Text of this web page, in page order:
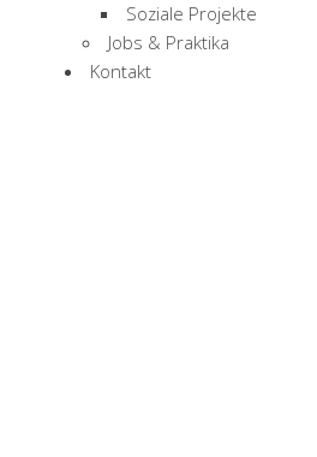
Soziale Projekte
Jobs & Praktika
Kontakt